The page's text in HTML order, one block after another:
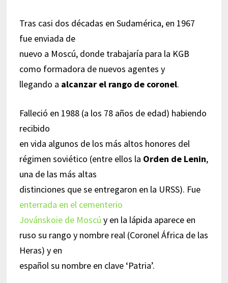
Tras casi dos décadas en Sudamérica, en 1967
fue enviada de
nuevo a Moscú, donde trabajaría para la KGB
como formadora de nuevos agentes y
llegando a alcanzar el rango de coronel.
Falleció en 1988 (a los 78 años de edad) habiendo
recibido
en vida algunos de los más altos honores del
régimen soviético (entre ellos la Orden de Lenin,
una de las más altas
distinciones que se entregaron en la URSS). Fue
enterrada en el cementerio
Jovánskoie de Moscú y en la lápida aparece en
ruso su rango y nombre real (Coronel África de las
Heras) y en
español su nombre en clave ‘Patria’.